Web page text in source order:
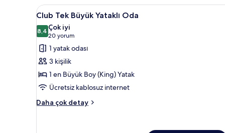
daha
fazla
detay
Club
Tek
Büyük
Yataklı
Oda
için
tüm
fotoğrafları
görün
Mısır pamuklu çarşaf takımı,
3
Club Tek Büyük Yataklı Oda
8,48,4 / 10
Çok iyi
20 yorum
(20
yorum)
1 yatak odası
3 kişilik
1 en Büyük Boy (King) Yatak
Ücretsiz kablosuz internet
Daha çok detay
Club